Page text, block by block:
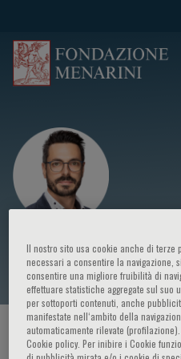
Nicola Gasparetto
HOME PAGE / CORSI ED EVENTI
Il nostro sito usa cookie anche di terze
necessari a consentire la navigazione,
consentire una migliore fruibilità di
effettuare statistiche aggregate sul
per sottoporti contenuti, anche
manifestate nell‘ambito della
automaticamente rilevate
Cookie policy. Per inibire i Cookie